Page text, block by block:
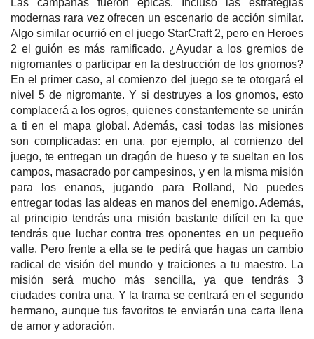
modernas rara vez ofrecen un escenario de acción similar.
Algo similar ocurrió en el juego StarCraft 2, pero en Heroes
2 el guión es más ramificado. ¿Ayudar a los gremios de
nigromantes o participar en la destrucción de los gnomos?
En el primer caso, al comienzo del juego se te otorgará el
nivel 5 de nigromante. Y si destruyes a los gnomos, esto
complacerá a los ogros, quienes constantemente se unirán
a ti en el mapa global. Además, casi todas las misiones
son complicadas: en una, por ejemplo, al comienzo del
juego, te entregan un dragón de hueso y te sueltan en los
campos, masacrado por campesinos, y en la misma misión
para los enanos, jugando para Rolland, No puedes
entregar todas las aldeas en manos del enemigo. Además,
al principio tendrás una misión bastante difícil en la que
tendrás que luchar contra tres oponentes en un pequeño
valle. Pero frente a ella se te pedirá que hagas un cambio
radical de visión del mundo y traiciones a tu maestro. La
misión será mucho más sencilla, ya que tendrás 3
ciudades contra una. Y la trama se centrará en el segundo
hermano, aunque tus favoritos te enviarán una carta llena
de amor y adoración.